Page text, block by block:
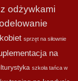
odżywkami
sprzęt na siłownie
na
szkoła tańca w